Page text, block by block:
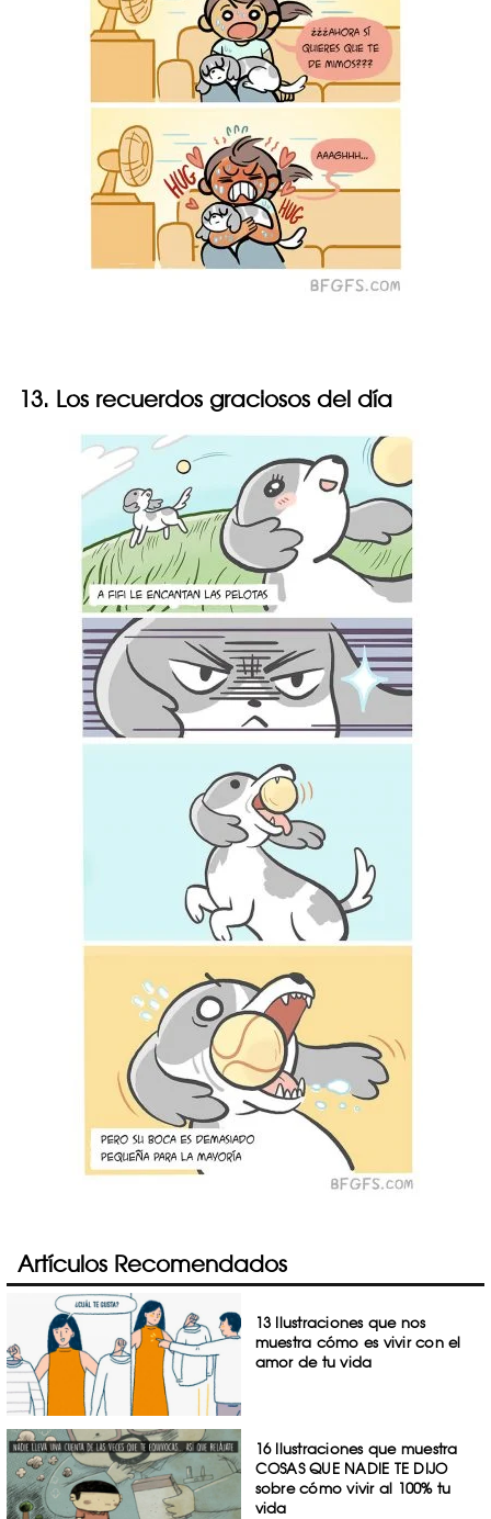
13. Los recuerdos graciosos del día
Artículos Recomendados
13 Ilustraciones que nos
muestra cómo es vivir con el
amor de tu vida
16 Ilustraciones que muestra
COSAS QUE NADIE TE DIJO
sobre cómo vivir al 100% tu
vida